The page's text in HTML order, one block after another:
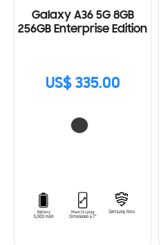
Galaxy A36 5G 8GB
256GB Enterprise Edition
US$ 335.00